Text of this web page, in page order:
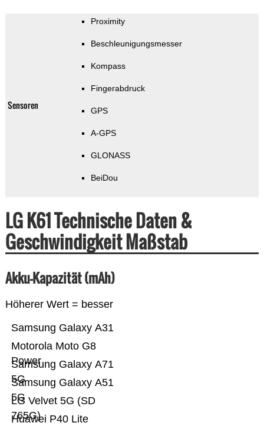
Sensoren
Proximity
Beschleunigungsmesser
Kompass
Fingerabdruck
GPS
A-GPS
GLONASS
BeiDou
LG K61 Technische Daten &
Geschwindigkeit Maßstab
Akku-Kapazität (mAh)
Höherer Wert = besser
Huawei P40 Lite
LG Velvet 5G (SD
765G)
Samsung Galaxy A51
5G
Samsung Galaxy A71
5G
Motorola Moto G8
Power
Samsung Galaxy A31